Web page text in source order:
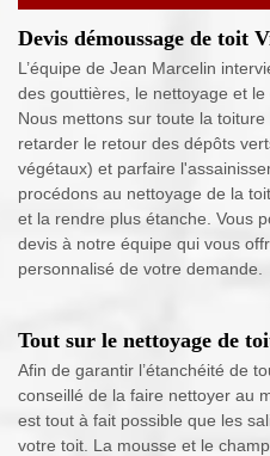
Devis démoussage de toit
L’équipe de Jean Marcelin
des gouttières, le nettoyage et
Nous mettons sur toute la
retarder le retour des dépôts
végétaux) et parfaire
procédons au nettoyage de la
et la rendre plus étanche. Vous
devis à notre équipe qui vous
personnalisé de votre demande.
Tout sur le nettoyage de
Afin de garantir l’étanchéité de
conseillé de la faire nettoyer au
est tout à fait possible que les
votre toit. La mousse et le